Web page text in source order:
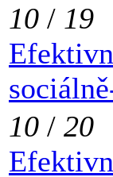
10 / 19
10 / 20